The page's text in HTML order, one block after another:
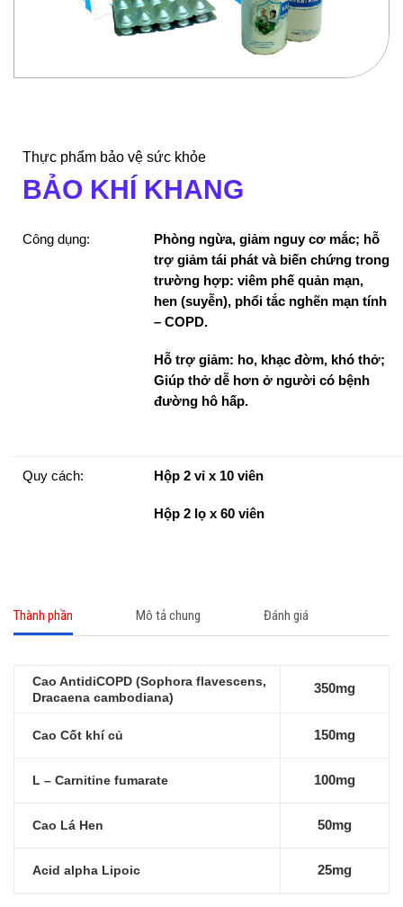
Thực phẩm bảo vệ sức khỏe
BẢO KHÍ KHANG
Công dụng:
Phòng ngừa, giảm nguy cơ mắc; hỗ
trợ giảm tái phát và biến chứng trong
trường hợp: viêm phế quản mạn,
hen (suyễn), phổi tắc nghẽn mạn tính
– COPD.
Hỗ trợ giảm: ho, khạc đờm, khó thở;
Giúp thở dễ hơn ở người có bệnh
đường hô hấp.
Quy cách: Hộp 2 vỉ x 10 viên
Hộp 2 lọ x 60 viên
Thành phần Mô tả chung Đánh giá
Cao AntidiCOPD (Sophora flavescens,
Dracaena cambodiana)
350mg
Cao Cốt khí củ 150mg
L – Carnitine fumarate 100mg
Cao Lá Hen 50mg
Acid alpha Lipoic 25mg